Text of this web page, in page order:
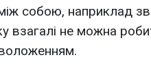
між собою, наприклад
взагалі не можна